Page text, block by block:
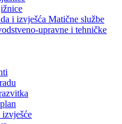
i izvješća Matične službe
upravne i tehničke